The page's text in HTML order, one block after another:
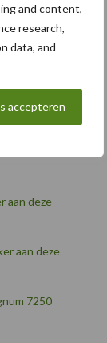
and content,
research,
data, and
accepteren
uit
hoger
aan deze
aan deze
7250